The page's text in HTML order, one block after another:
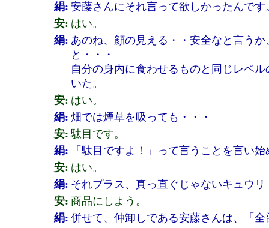
絹: 安藤さんにそれ言って欲しかったんです
安: はい。
絹: あのね、顔の見える・・安全なと言う
と・・・
自分の身内に食わせるものと同じレベ
いた。
安: はい。
絹: 畑では煙草を吸っても・・・
安: 駄目です。
絹:
「駄目ですよ！」って言うことを言い
安: はい。
絹: それプラス、真っ直ぐじゃないキュウ
安: 商品にしよう。
絹: 併せて、仲卸しである安藤さんは、「